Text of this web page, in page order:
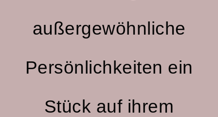
außergewöhnliche
Persönlichkeiten ein
Stück auf ihrem